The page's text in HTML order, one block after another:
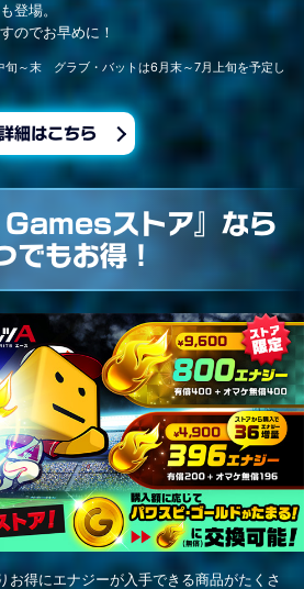
登場。
のでお早めに！
旬～末 グラブ・バットは6月末～7月上旬を予定し
細はこちら
ストア』なら
でもお得！
お得にエナジーが入手できる商品がたくさ